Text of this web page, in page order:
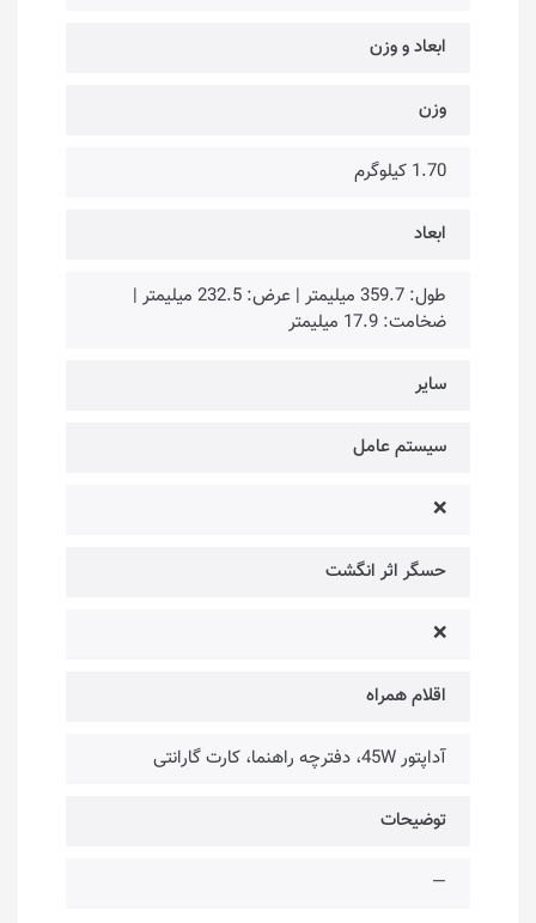
ابعاد و وزن
وزن
1.70 کیلوگرم
ابعاد
طول: 359.7 میلیمتر | عرض: 232.5 میلیمتر |
ضخامت: 17.9 میلیمتر
سایر
سیستم عامل
❌
حسگر اثر انگشت
❌
اقلام همراه
آداپتور 45W، دفترچه راهنما، کارت گارانتی
توضیحات
—